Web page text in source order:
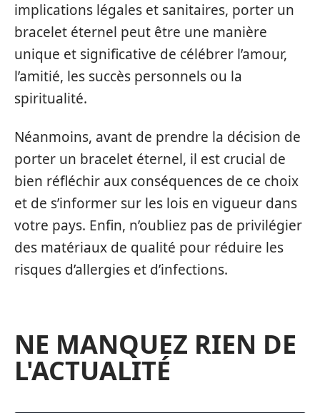
implications légales et sanitaires, porter un
bracelet éternel peut être une manière
unique et significative de célébrer l’amour,
l’amitié, les succès personnels ou la
spiritualité.
Néanmoins, avant de prendre la décision de
porter un bracelet éternel, il est crucial de
bien réfléchir aux conséquences de ce choix
et de s’informer sur les lois en vigueur dans
votre pays. Enfin, n’oubliez pas de privilégier
des matériaux de qualité pour réduire les
risques d’allergies et d’infections.
NE MANQUEZ RIEN DE
L'ACTUALITÉ